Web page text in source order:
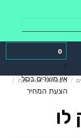
0
X
אין מוצרים בסל
הצעת המחיר
/ מתנות לראש השנה /